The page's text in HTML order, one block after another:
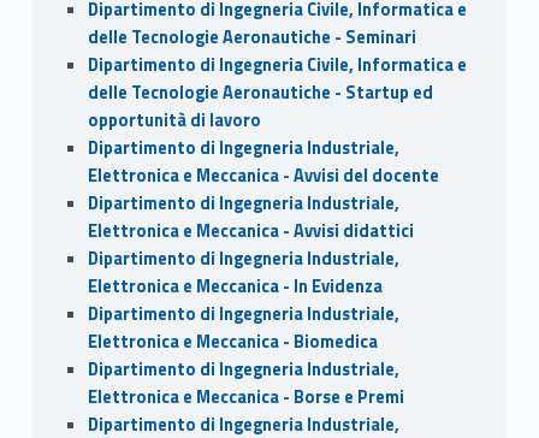
Dipartimento di Ingegneria Civile, Informatica e
delle Tecnologie Aeronautiche - Seminari
Dipartimento di Ingegneria Civile, Informatica e
delle Tecnologie Aeronautiche - Startup ed
opportunità di lavoro
Dipartimento di Ingegneria Industriale,
Elettronica e Meccanica - Avvisi del docente
Dipartimento di Ingegneria Industriale,
Elettronica e Meccanica - Avvisi didattici
Dipartimento di Ingegneria Industriale,
Elettronica e Meccanica - In Evidenza
Dipartimento di Ingegneria Industriale,
Elettronica e Meccanica - Biomedica
Dipartimento di Ingegneria Industriale,
Elettronica e Meccanica - Borse e Premi
Dipartimento di Ingegneria Industriale,